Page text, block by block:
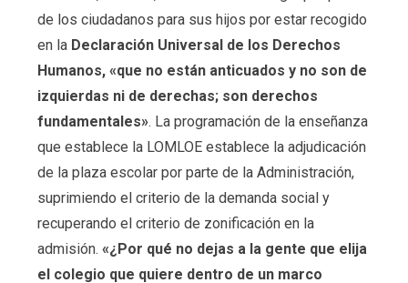
de los ciudadanos para sus hijos por estar recogido
en la Declaración Universal de los Derechos
Humanos, «que no están anticuados y no son de
izquierdas ni de derechas; son derechos
fundamentales». La programación de la enseñanza
que establece la LOMLOE establece la adjudicación
de la plaza escolar por parte de la Administración,
suprimiendo el criterio de la demanda social y
recuperando el criterio de zonificación en la
admisión. «¿Por qué no dejas a la gente que elija
el colegio que quiere dentro de un marco